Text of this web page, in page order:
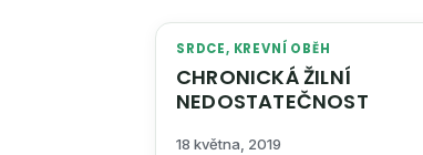
SRDCE, KREVNÍ OBĚH
CHRONICKÁ ŽILNÍ
NEDOSTATEČNOST
18 května, 2019